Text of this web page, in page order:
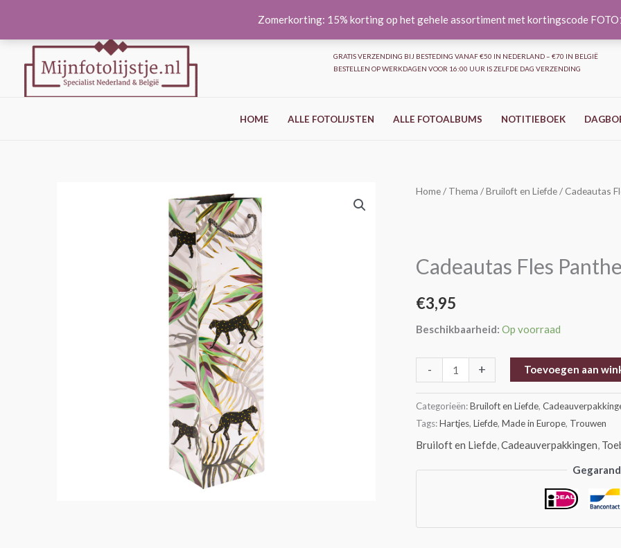
Zomerkorting: 15% korting op het gehele assortiment met kortingscode
inhoud
GRATIS VERZENDING BIJ BESTEDING VANAF €50 IN NEDERLAND – €70 IN BELGIË
BESTELLEN OP WERKDAGEN VOOR 16:00 UUR IS ZELFDE DAG VERZENDING
HOME ALLE FOTOLIJSTEN ALLE FOTOALBUMS NOTITIEBOEK
Home/ Thema /Bruiloft en Liefde/ Cadeautas
Cadeautas Fles
€3,95
Beschikbaarheid: Op voorraad
-
Cadeautas
+ Toevoegen aan
Categorieën:Bruiloft en Liefde,
Tags:Hartjes, Liefde, Made in Europe, Trouwen
Bruiloft en Liefde,Cadeauverpakkingen,